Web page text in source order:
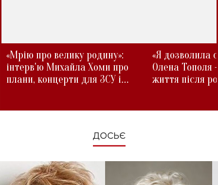
«Мрію про велику родину»:
інтерв'ю Михайла Хоми про
плани, концерти для ЗСУ і
«Я дозволила
Олена Тополя
життя після
ДОСЬЄ